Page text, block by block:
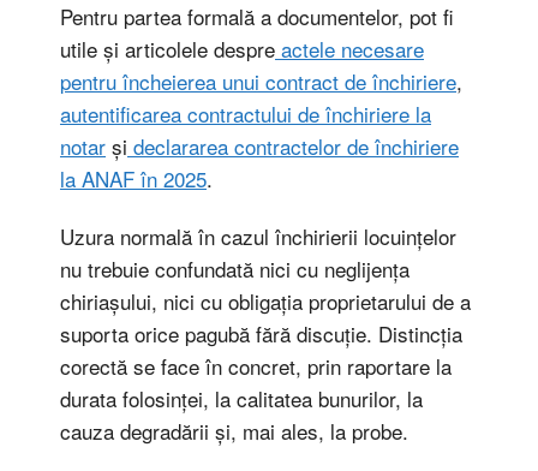
Pentru partea formală a documentelor, pot fi
utile și articolele despre actele necesare
pentru încheierea unui contract de închiriere,
autentificarea contractului de închiriere la
notar și declararea contractelor de închiriere
la ANAF în 2025.
Uzura normală în cazul închirierii locuințelor
nu trebuie confundată nici cu neglijența
chiriașului, nici cu obligația proprietarului de a
suporta orice pagubă fără discuție. Distincția
corectă se face în concret, prin raportare la
durata folosinței, la calitatea bunurilor, la
cauza degradării și, mai ales, la probe.